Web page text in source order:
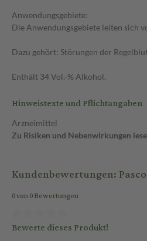
Anwendungsgebiete:
Die Anwendungsgebiete leiten sich
Dazu gehört: Störungen der
Enthält 34 Vol.-% Alkohol.
Hinweistexte und Pflichtangaben
Arzneimittel
Zu Risiken und Nebenwirkungen
Kundenbewertungen:
0 von 0 Bewertungen
Bewerte dieses Produkt!